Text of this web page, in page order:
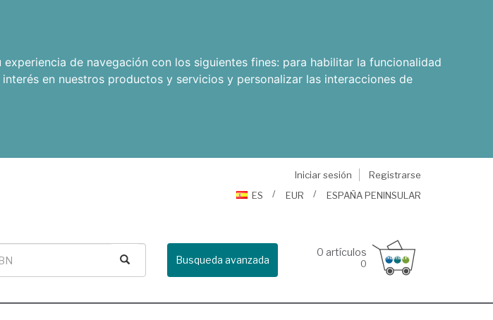
de navegación con los siguientes fines: para habilitar la funcionalidad
interés en nuestros productos y servicios y personalizar las interacciones de
Iniciar sesión
Registrarse
ES
EUR ESPAÑA PENINSULAR
Busqueda avanzada
0 artículos
0